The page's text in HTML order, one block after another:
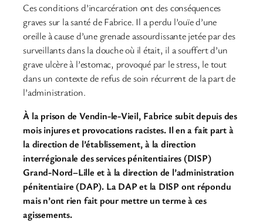
Ces conditions d’incarcération ont des conséquences
graves sur la santé de Fabrice. Il a perdu l’ouïe d’une
oreille à cause d’une grenade assourdissante jetée par des
surveillants dans la douche où il était, il a souffert d’un
grave ulcère à l’estomac, provoqué par le stress, le tout
dans un contexte de refus de soin récurrent de la part de
l’administration.
À la prison de Vendin-le-Vieil, Fabrice subit depuis des
mois injures et provocations racistes. Il en a fait part à
la direction de l’établissement, à la direction
interrégionale des services pénitentiaires (DISP)
Grand-Nord–Lille et à la direction de l’administration
pénitentiaire (DAP). La DAP et la DISP ont répondu
mais n’ont rien fait pour mettre un terme à ces
agissements.